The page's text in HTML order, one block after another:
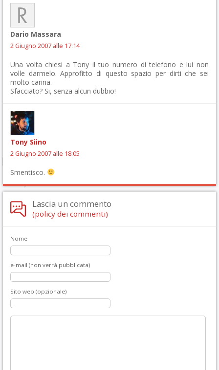
Dario Massara
2 Giugno 2007 alle 17:14
Una volta chiesi a Tony il tuo numero di telefono e lui non
volle darmelo. Approfitto di questo spazio per dirti che sei
molto carina.
Sfacciato? Si, senza alcun dubbio!
Tony Siino
2 Giugno 2007 alle 18:05
Smentisco.
Lascia un commento
(policy dei commenti)
Nome
e-mail (non verrà pubblicata)
Sito web (opzionale)